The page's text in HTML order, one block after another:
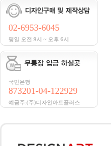
02-6953-6045
평일 오전 9시 ~ 오후 6시
국민은행
873201-04-122929
예금주:(주)디자인아트플러스